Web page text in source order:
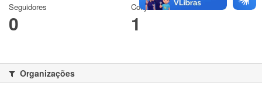
Seguidores
0
Conjuntos de dados
1
Organizações